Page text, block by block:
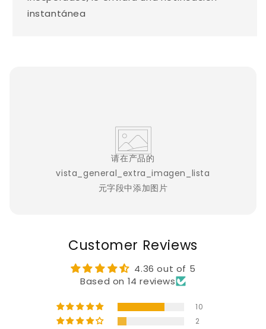
instantánea
请在产品的
vista_general_extra_imagen_lista
元字段中添加图片
Customer Reviews
4.36 out of 5
Based on 14 reviews
10
2